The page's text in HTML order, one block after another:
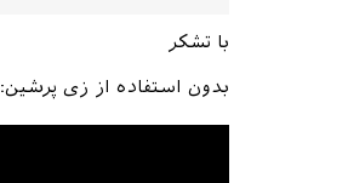
با تشکر
بدون استفاده از زی پرشین: